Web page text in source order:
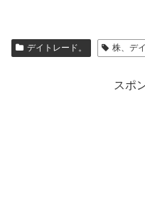
デイトレード。 株、デ
スポ